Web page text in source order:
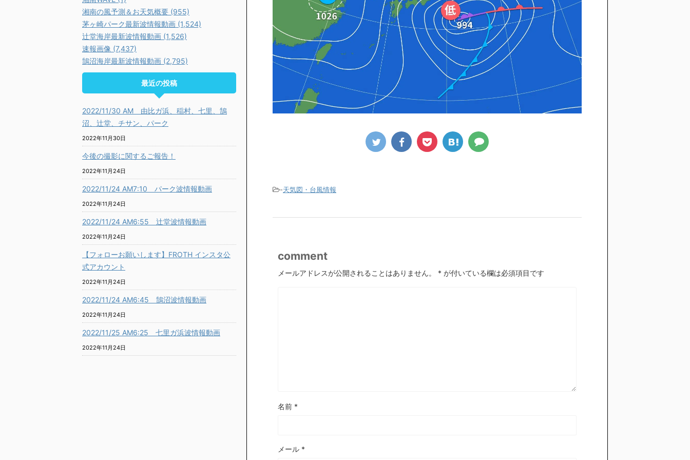
-天気図・台風情報
comment
メールアドレスが公開されることはありません。 * が付いている欄は必須項目です
名前 *
メール *
湘南の風予測＆お天気概要 (955)
茅ヶ崎パーク最新波情報動画 (1,524)
辻堂海岸最新波情報動画 (1,526)
速報画像 (7,437)
鵠沼海岸最新波情報動画 (2,795)
最近の投稿
2022/11/30 AM 由比ガ浜、稲村、七里、鵠
沼、辻堂、チサン、パーク
2022年11月30日
今後の撮影に関するご報告！
2022年11月24日
2022/11/24 AM7:10 パーク波情報動画
2022年11月24日
2022/11/24 AM6:55 辻堂波情報動画
2022年11月24日
【フォローお願いします】FROTH インスタ公
式アカウント
2022年11月24日
2022/11/24 AM6:45 鵠沼波情報動画
2022年11月24日
2022/11/25 AM6:25 七里ガ浜波情報動画
2022年11月24日